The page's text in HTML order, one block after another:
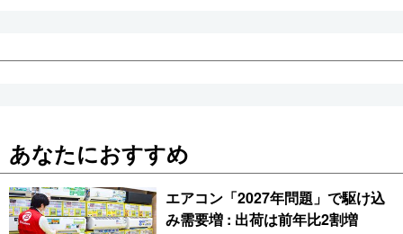
あなたにおすすめ
エアコン「2027年問題」で駆け込
み需要増 : 出荷は前年比2割増